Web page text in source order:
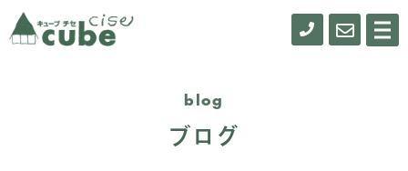
メ
ニ
0155- お
blog
ブログ